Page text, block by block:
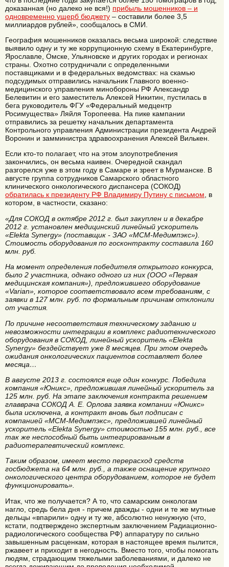
доказанная (но далеко не вся!) прибыль мошенников – и
одновременно ущерб бюджету – составили более 3,5
миллиардов рублей», сообщалось в СМИ.
География мошенников оказалась весьма широкой: следствие
выявило одну и ту же коррупционную схему в Екатеринбурге,
Ярославле, Омске, Ульяновске и других городах и регионах
страны. Охотно сотрудничали с определенными
поставщиками и в федеральных ведомствах: на скамью
подсудимых отправились начальник Главного военно-
медицинского управления минобороны РФ Александр
Белевитин и его заместитель Алексей Никитин, пустилась в
бега руководитель ФГУ «Федеральный медцентр
Росимущества» Ляйля Торопеева. На пике кампании
отправились за решетку начальник департамента
Контрольного управления Администрации президента Андрей
Воронин и замминистра здравоохранения Алексей Вилькен.
Если кто-то полагает, что на этом злоупотребления
закончились, он весьма наивен. Очередной скандал
разгорелся уже в этом году в Самаре и зреет в Мурманске. В
августе группа сотрудников Самарского областного
клинического онкологического диспансера (СОКОД)
обратилась к президенту РФ Владимиру Путину с письмом, в
котором, в частности, сказано:
«Для СОКОД в октябре 2012 г. был закуплен и в декабре
2012 г. установлен медицинский линейный ускоритель
«Elekta Synergy» (поставщик - ЗАО «МСМ-Медимпэкс»).
Стоимость оборудования по госконтракту составила 160
млн. руб.
На момент определения победителя открытого конкурса,
было 2 участника, однако одного из них (ООО «Первая
медицинская компания»), предложившего оборудование
«Varian», которое соответствовало всем требованиям, с
заявки в 127 млн. руб. по формальным причинам отклонили
от участия.
По причине несоответствия техническому заданию и
невозможности интеграции в комплекс радиотехнического
оборудования в СОКОД, линейный ускоритель «Elekta
Synergy» бездействует уже 8 месяцев. При этом очередь
ожидания онкологических пациентов составляет более
месяца…
В августе 2013 г. состоялся еще один конкурс. Победила
компания «Юникс», предложившая линейный ускоритель за
125 млн. руб. На этапе заключения контракта решением
главврача СОКОД А. Е. Орлова заявка компании «Юникс»
была исключена, а контракт вновь был подписан с
компанией «МСМ-Медимпэкс», предложившей линейный
ускоритель «Elekta Synergy» стоимостью 155 млн. руб., все
так же неспособный быть интегрированным в
радиотерапевтический комплекс.
Таким образом, имеет место перерасход средств
госбюджета на 64 млн. руб., а также оснащение крупного
онкологического центра оборудованием, которое не будет
функционировать».
Итак, что же получается? А то, что самарским онкологам
нагло, средь бела дня - причем дважды - одни и те же мутные
дельцы «впарили» одну и ту же, абсолютно ненужную (что,
кстати, подтверждено экспертным заключением Радиационно-
радиологического сообщества РФ) аппаратуру по сильно
завышенным расценкам, которая в настоящее время пылится,
ржавеет и приходит в негодность. Вместо того, чтобы помогать
людям, страдающим тяжелыми заболеваниями, и далеко не